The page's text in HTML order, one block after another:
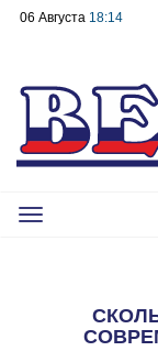
06 Августа 18:14
Toggle